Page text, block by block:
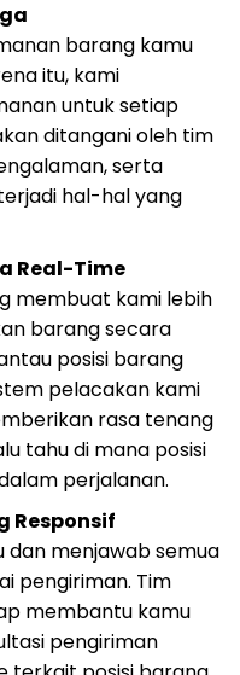
barang kamu
itu, kami
untuk setiap
ditangani oleh tim
serta
hal-hal yang
Real-Time
membuat kami lebih
barang secara
posisi barang
pelacakan kami
rasa tenang
tahu di mana posisi
perjalanan.
Responsif
dan menjawab semua
pengiriman. Tim
membantu kamu
pengiriman